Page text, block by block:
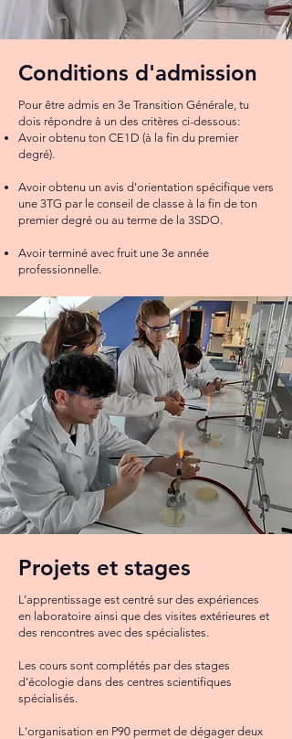
Conditions d'admission
Pour être admis en 3e Transition Générale, tu
dois répondre à un des critères ci-dessous:
Avoir obtenu ton CE1D (à la fin du premier
degré).
Avoir obtenu un avis d'orientation spécifique vers
une 3TG par le conseil de classe à la fin de ton
premier degré ou au terme de la 3SDO.
Avoir terminé avec fruit une 3e année
professionnelle.
Projets et stages
L’apprentissage est centré sur des expériences
en laboratoire ainsi que des visites extérieures et
des rencontres avec des spécialistes.
Les cours sont complétés par des stages
d’écologie dans des centres scientifiques
spécialisés.
L'organisation en P90 permet de dégager deux